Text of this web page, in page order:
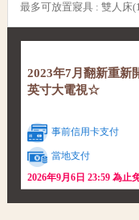
最多可放置寢具 : 雙人床
2023年7月翻新重新
英寸大電視☆
事前信用卡支付
當地支付
2026年9月6日 23:59 為止